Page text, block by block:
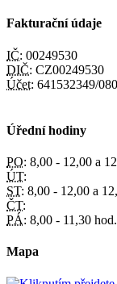
Fakturační údaje
IČ: 00249530
DIČ: CZ00249530
Účet: 641532349/
Úřední hodiny
PO: 8,00 - 12,00 a
ÚT:
ST: 8,00 - 12,00 a
ČT:
PÁ: 8,00 - 11,30
Mapa